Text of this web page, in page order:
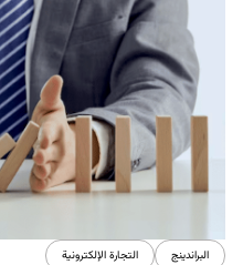
البراندينج التجارة الإلكترونية